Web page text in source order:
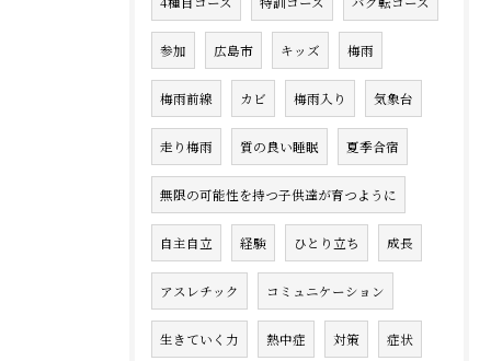
参加 広島市 キッズ 梅雨
梅雨前線 カビ 梅雨入り 気象台
走り梅雨 質の良い睡眠 夏季合宿
無限の可能性を持つ子供達が育つように
自主自立 経験 ひとり立ち 成長
アスレチック コミュニケーション
生きていく力 熱中症 対策 症状